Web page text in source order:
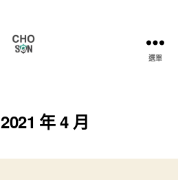
大
小
選單
2021 年 4 月